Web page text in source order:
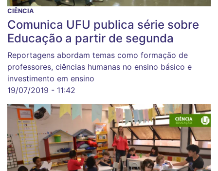
CIÊNCIA
Comunica UFU publica série sobre
Educação a partir de segunda
Reportagens abordam temas como formação de
professores, ciências humanas no ensino básico e
investimento em ensino
19/07/2019 - 11:42